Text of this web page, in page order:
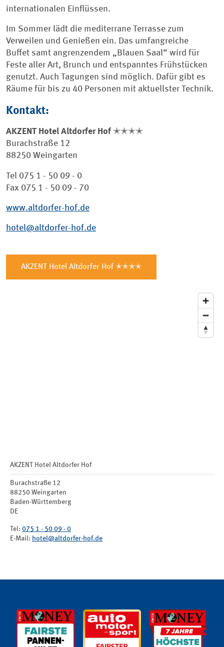
AKZENT Hotel Altdorfer Hof
Burachstraße 12
88250 Weingarten
Baden-Württemberg
DE
Tel: 075 1 - 50 09 - 0
E-Mail: hotel@altdorfer-hof.de
internationalen Einflüssen.
Im Sommer lädt die mediterrane Terrasse zum
Verweilen und Genießen ein. Das umfangreiche
Buffet samt angrenzendem „Blauen Saal“ wird für
Feste aller Art, Brunch und entspanntes Frühstücken
genutzt. Auch Tagungen sind möglich. Dafür gibt es
Räume für bis zu 40 Personen mit aktuellster Technik.
Kontakt:
AKZENT Hotel Altdorfer Hof ✭✭✭✭
Burachstraße 12
88250 Weingarten
Tel 075 1 - 50 09 - 0
Fax 075 1 - 50 09 - 70
www.altdorfer-hof.de
hotel@altdorfer-hof.de
AKZENT Hotel Altdorfer Hof ✭✭✭✭